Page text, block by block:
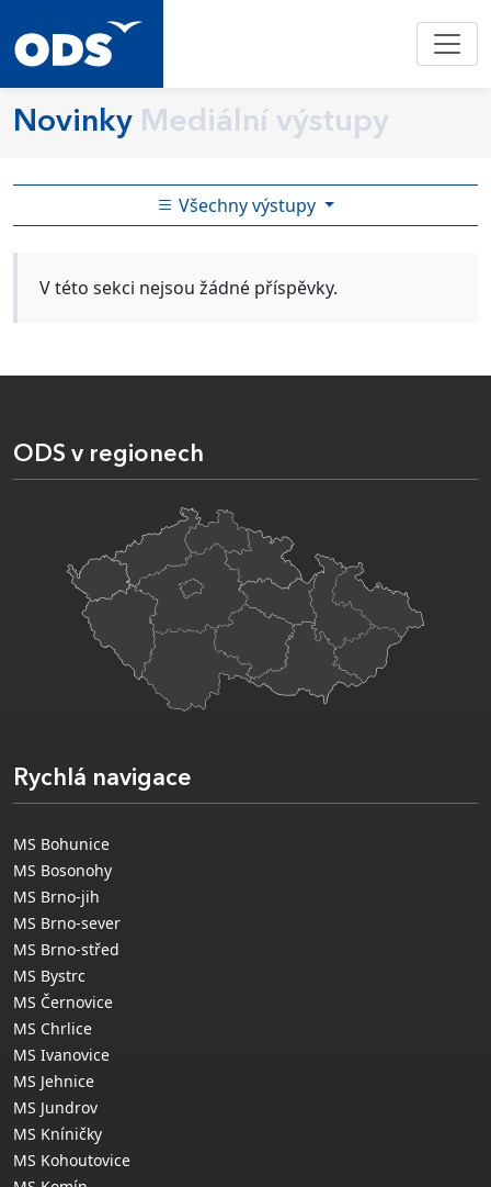
Novinky Mediální výstupy
Všechny výstupy
V této sekci nejsou žádné příspěvky.
ODS v regionech
Rychlá navigace
MS Bohunice
MS Bosonohy
MS Brno-jih
MS Brno-sever
MS Brno-střed
MS Bystrc
MS Černovice
MS Chrlice
MS Ivanovice
MS Jehnice
MS Jundrov
MS Kníničky
MS Kohoutovice